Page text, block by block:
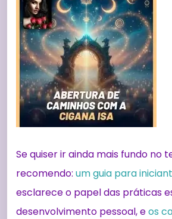
Se quiser ir ainda mais fundo no
recomendo: um guia para
esclarece o papel das práticas
desenvolvimento pessoal, eos